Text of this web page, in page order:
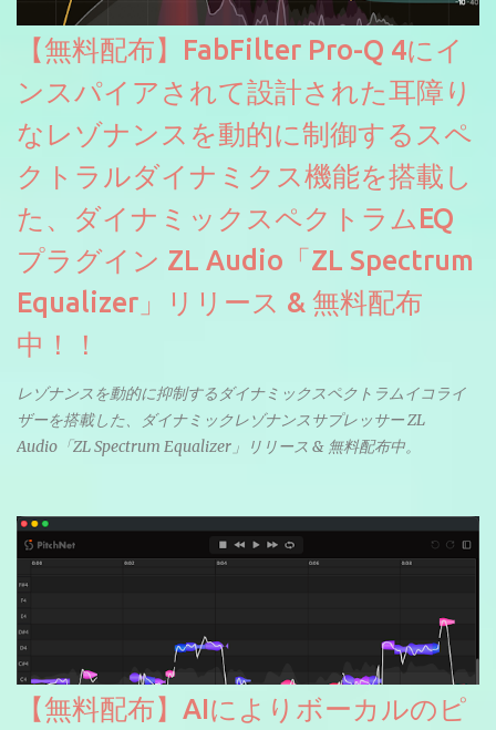
【無料配布】FabFilter Pro-Q 4にイ
ンスパイアされて設計された耳障り
なレゾナンスを動的に制御するスペ
クトラルダイナミクス機能を搭載し
た、ダイナミックスペクトラムEQ
プラグイン ZL Audio「ZL Spectrum
Equalizer」リリース & 無料配布
中！！
レゾナンスを動的に抑制するダイナミックスペクトラムイコライ
ザーを搭載した、ダイナミックレゾナンスサプレッサー ZL
Audio「ZL Spectrum Equalizer」リリース & 無料配布中。
【無料配布】AIによりボーカルのピ